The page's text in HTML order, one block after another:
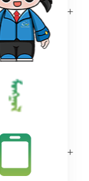
更多+
更多+